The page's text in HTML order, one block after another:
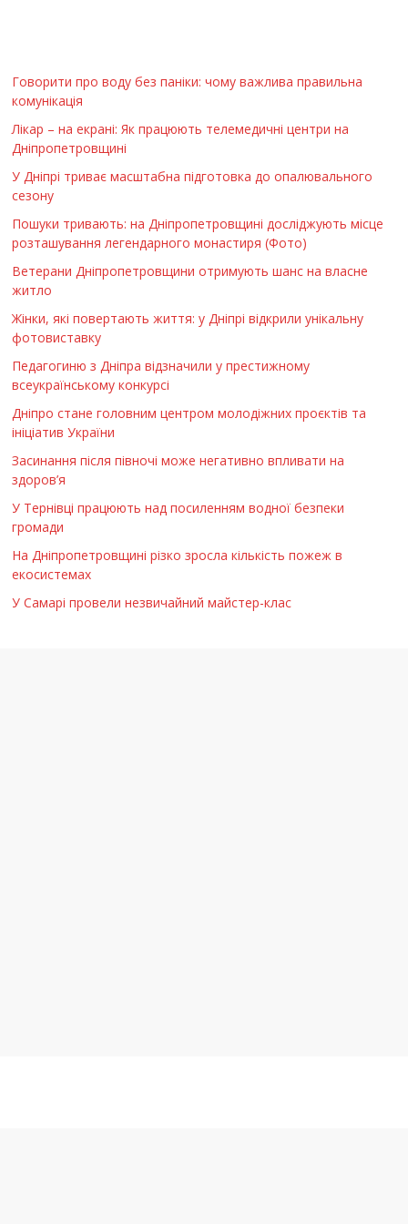
Говорити про воду без паніки: чому важлива правильна
комунікація
Лікар – на екрані: Як працюють телемедичні центри на
Дніпропетровщині
У Дніпрі триває масштабна підготовка до опалювального
сезону
Пошуки тривають: на Дніпропетровщині досліджують місце
розташування легендарного монастиря (Фото)
Ветерани Дніпропетровщини отримують шанс на власне
житло
Жінки, які повертають життя: у Дніпрі відкрили унікальну
фотовиставку
Педагогиню з Дніпра відзначили у престижному
всеукраїнському конкурсі
Дніпро стане головним центром молодіжних проєктів та
ініціатив України
Засинання після півночі може негативно впливати на
здоров’я
У Тернівці працюють над посиленням водної безпеки
громади
На Дніпропетровщині різко зросла кількість пожеж в
екосистемах
У Самарі провели незвичайний майстер-клас